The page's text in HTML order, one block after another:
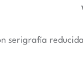
serigrafía